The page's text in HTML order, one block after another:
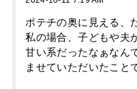
ポテチの奥に見える、
私の場合、子どもや夫
甘い系だったなぁなん
ませていただいたこと